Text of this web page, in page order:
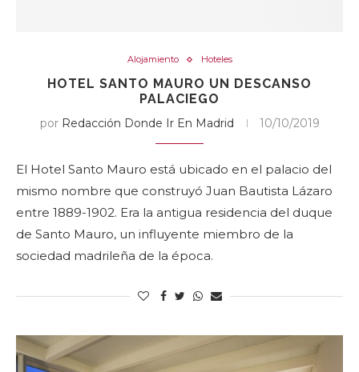
Alojamiento Hoteles
HOTEL SANTO MAURO UN DESCANSO
PALACIEGO
por Redacción Donde Ir En Madrid 10/10/2019
El Hotel Santo Mauro está ubicado en el palacio del
mismo nombre que construyó Juan Bautista Lázaro
entre 1889-1902. Era la antigua residencia del duque
de Santo Mauro, un influyente miembro de la
sociedad madrileña de la época.